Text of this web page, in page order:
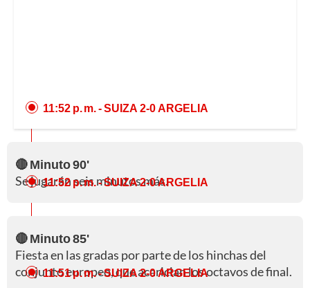
11:52 p. m. - SUIZA 2-0 ARGELIA
🔴 Minuto 90'
Se jugarán seis minutos más.
11:52 p. m. - SUIZA 2-0 ARGELIA
🔴 Minuto 85'
Fiesta en las gradas por parte de los hinchas del
conjunto europeo, que acarician los octavos de final.
11:51 p. m.- SUIZA 2-0 ARGELIA